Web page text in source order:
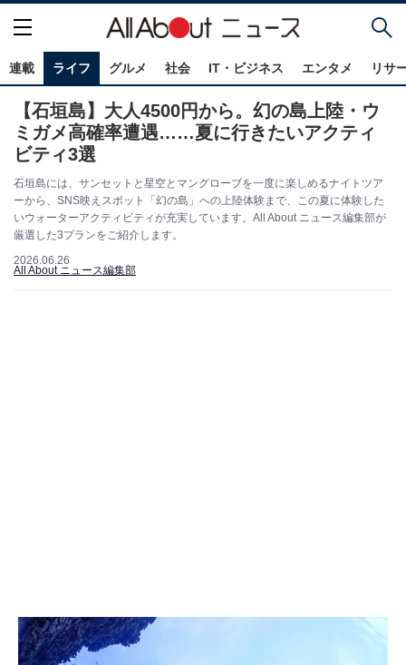
連載 ライフ グルメ 社会 IT・ビジネス エンタメ リサ
【石垣島】大人4500円から。幻の島上陸・ウ
ミガメ高確率遭遇……夏に行きたいアクティ
ビティ3選
石垣島には、サンセットと星空とマングローブを一度に楽しめるナイトツア
ーから、SNS映えスポット「幻の島」への上陸体験まで、この夏に体験した
いウォーターアクティビティが充実しています。All About ニュース編集部が
厳選した3プランをご紹介します。
2026.06.26
All About ニュース編集部